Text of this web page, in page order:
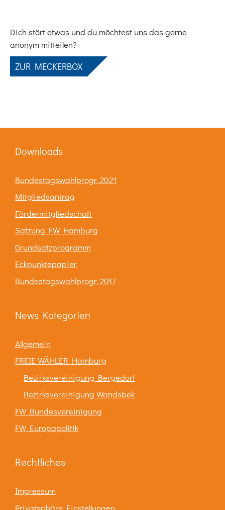
Dich stört etwas und du möchtest uns das gerne
anonym mitteilen?
ZUR MECKERBOX
Downloads
Bundestagswahlprogr. 2021
Mitgliedsantrag
Fördermitgliedschaft
Satzung FW Hamburg
Grundsatzprogramm
Eckpunktepapier
Bundestagswahlprogr. 2017
News Kategorien
Allgemein
FREIE WÄHLER Hamburg
Bezirksvereinigung Bergedorf
Bezirksvereinigung Wandsbek
FW Bundesvereinigung
FW Europapolitik
Rechtliches
Impressum
Privatsphäre Einstellungen